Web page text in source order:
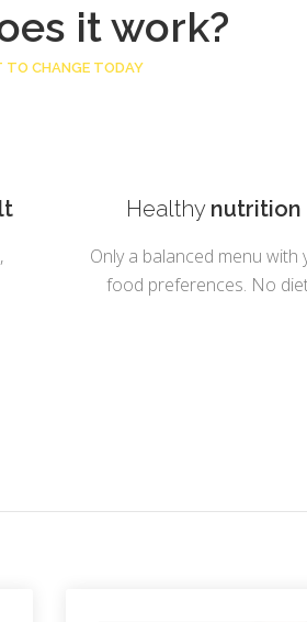
it work?
TO CHANGE TODAY
Healthy nutrition
Only a balanced menu with
food preferences. No